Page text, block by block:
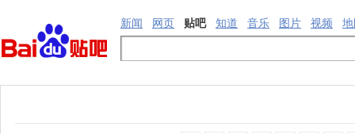
新闻 网页 贴吧 知道 音乐 图片 视频